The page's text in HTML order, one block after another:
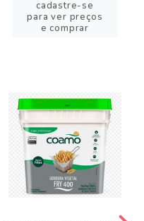
cadastre-se
para ver preços
e comprar